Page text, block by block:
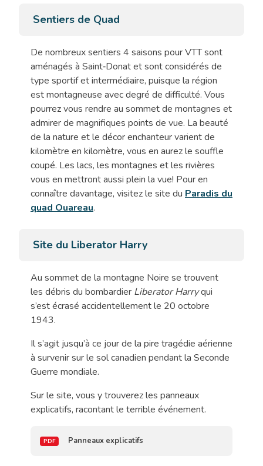
Sentiers de Quad
De nombreux sentiers 4 saisons pour VTT sont
aménagés à Saint‑Donat et sont considérés de
type sportif et intermédiaire, puisque la région
est montagneuse avec degré de difficulté. Vous
pourrez vous rendre au sommet de montagnes et
admirer de magnifiques points de vue. La beauté
de la nature et le décor enchanteur varient de
kilomètre en kilomètre, vous en aurez le souffle
coupé. Les lacs, les montagnes et les rivières
vous en mettront aussi plein la vue! Pour en
connaître davantage, visitez le site du Paradis du
quad Ouareau.
Site du Liberator Harry
Au sommet de la montagne Noire se trouvent
les débris du bombardier Liberator Harryqui
s’est écrasé accidentellement le 20 octobre
1943.
Il s’agit jusqu’à ce jour de la pire tragédie aérienne
à survenir sur le sol canadien pendant la Seconde
Guerre mondiale.
Sur le site, vous y trouverez les panneaux
explicatifs, racontant le terrible événement.
Panneaux explicatifs